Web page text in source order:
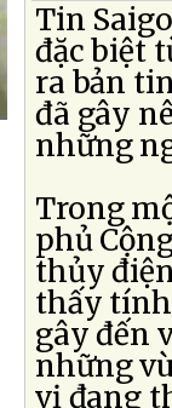
Tin
đặc biệt
ra bản
đã gây
những
Trong
phủ
thủy
thấy tính
gây đến
những
vị đang